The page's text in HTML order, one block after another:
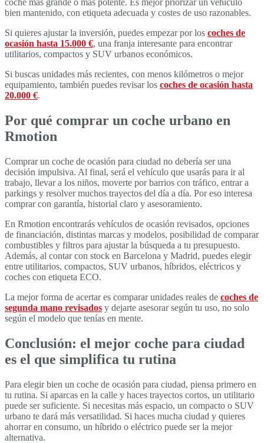
coche más grande o más potente. Es mejor priorizar un vehículo
bien mantenido, con etiqueta adecuada y costes de uso razonables.
Si quieres ajustar la inversión, puedes empezar por los coches de
ocasión hasta 15.000 €, una franja interesante para encontrar
utilitarios, compactos y SUV urbanos económicos.
Si buscas unidades más recientes, con menos kilómetros o mejor
equipamiento, también puedes revisar los coches de ocasión hasta
20.000 €.
Por qué comprar un coche urbano en
Rmotion
Comprar un coche de ocasión para ciudad no debería ser una
decisión impulsiva. Al final, será el vehículo que usarás para ir al
trabajo, llevar a los niños, moverte por barrios con tráfico, entrar a
parkings y resolver muchos trayectos del día a día. Por eso interesa
comprar con garantía, historial claro y asesoramiento.
En Rmotion encontrarás vehículos de ocasión revisados, opciones
de financiación, distintas marcas y modelos, posibilidad de comparar
combustibles y filtros para ajustar la búsqueda a tu presupuesto.
Además, al contar con stock en Barcelona y Madrid, puedes elegir
entre utilitarios, compactos, SUV urbanos, híbridos, eléctricos y
coches con etiqueta ECO.
La mejor forma de acertar es comparar unidades reales de coches de
segunda mano revisados y dejarte asesorar según tu uso, no solo
según el modelo que tenías en mente.
Conclusión: el mejor coche para ciudad
es el que simplifica tu rutina
Para elegir bien un coche de ocasión para ciudad, piensa primero en
tu rutina. Si aparcas en la calle y haces trayectos cortos, un utilitario
puede ser suficiente. Si necesitas más espacio, un compacto o SUV
urbano te dará más versatilidad. Si haces mucha ciudad y quieres
ahorrar en consumo, un híbrido o eléctrico puede ser la mejor
alternativa.